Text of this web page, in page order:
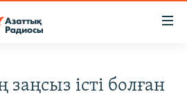
заңсыз істі болған